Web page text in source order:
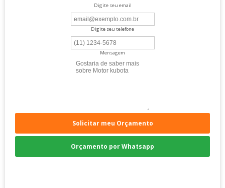
Digite seu email
Digite seu telefone
Mensagem
Solicitar meu Orçamento
Orçamento por Whatsapp